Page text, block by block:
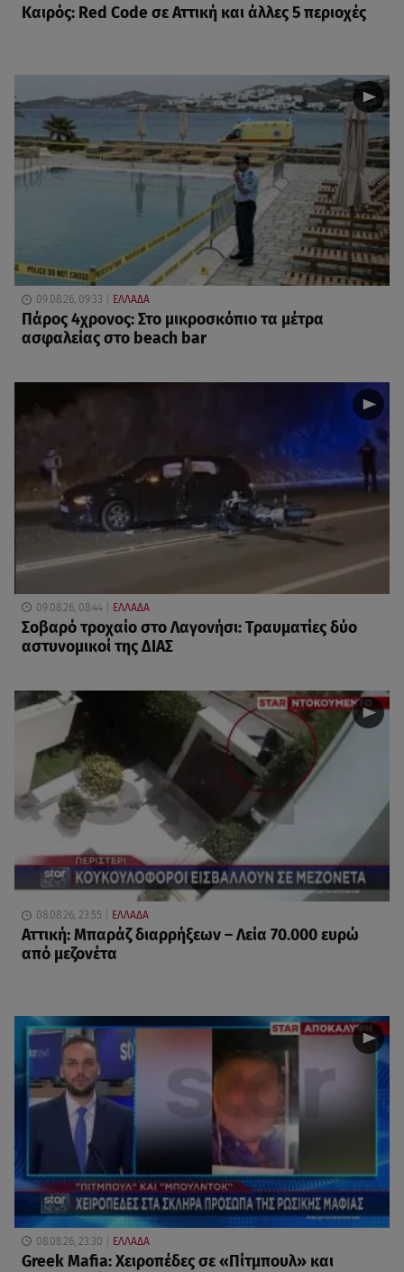
Καιρός: Red Code σε Αττική και άλλες 5 περιοχές
09.08.26, 09:33 ΕΛΛΑΔΑ
Πάρος 4χρονος: Στο μικροσκόπιο τα μέτρα
ασφαλείας στο beach bar
09.08.26, 08:44 ΕΛΛΑΔΑ
Σοβαρό τροχαίο στο Λαγονήσι: Τραυματίες δύο
αστυνομικοί της ΔΙΑΣ
08.08.26, 23:55 ΕΛΛΑΔΑ
Αττική: Μπαράζ διαρρήξεων – Λεία 70.000 ευρώ
από μεζονέτα
08.08.26, 23:30 ΕΛΛΑΔΑ
Greek Mafia: Χειροπέδες σε «Πίτμπουλ» και